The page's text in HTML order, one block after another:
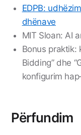
EDPB:
dhënave
MIT Sloan: AI
Bonus praktik:
Bidding” dhe
konfigurim
Përfundim